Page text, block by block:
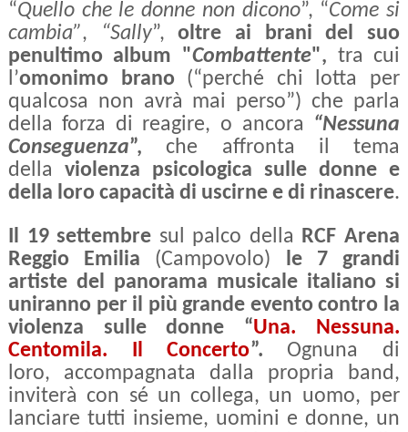
“Quello che le donne non dicono”, “Come si
cambia”, “Sally”, oltre ai brani del suo
penultimo album "Combattente", tra cui
l’omonimo brano (“perché chi lotta per
qualcosa non avrà mai perso”) che parla
della forza di reagire, o ancora “Nessuna
Conseguenza”,che affronta il tema
della violenza psicologica sulle donne e
della loro capacità di uscirne e di rinascere.
Il 19 settembre sul palco della RCF Arena
Reggio Emilia (Campovolo) le 7 grandi
artiste del panorama musicale italiano si
uniranno per il più grande evento contro la
violenza sulle donne “Una. Nessuna.
Centomila. Il Concerto”. Ognuna di
loro, accompagnata dalla propria band,
inviterà con sé un collega, un uomo, per
lanciare tutti insieme, uomini e donne, un